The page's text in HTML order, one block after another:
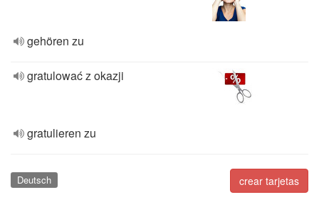
gehören zu
gratulować z okazji
gratulieren zu
crear tarjetas
Deutsch